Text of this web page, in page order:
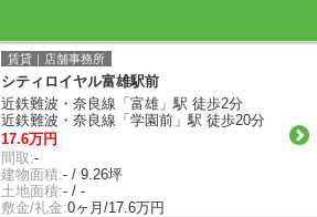
賃貸｜店舗事務所
シティロイヤル富雄駅前
近鉄難波・奈良線「富雄」駅 徒歩2分
近鉄難波・奈良線「学園前」駅 徒歩20分
17.6万円
間取:-
建物面積:- / 9.26坪
土地面積:- / -
敷金/礼金:0ヶ月/17.6万円